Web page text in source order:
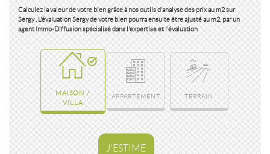
Calculez la valeur de votre bien grâce à nos outils d'analyse des prix au m2 sur
Sergy . L'évaluation Sergy de votre bien pourra ensuite être ajusté au m2, par un
agent Immo-Diffusion spécialisé dans l'expertise et l'évaluation
MAISON /
VILLA
APPARTEMENT TERRAIN
J'ESTIME